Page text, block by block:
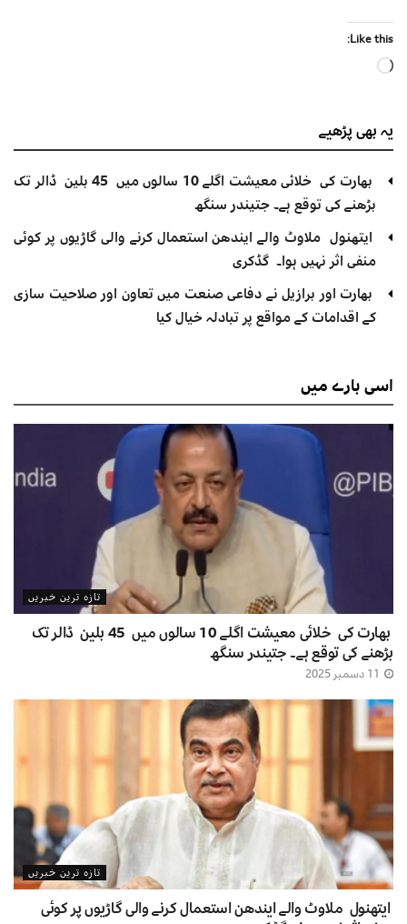
Like this:
Loading…
یہ بھیپڑھیے
بھارت کی خلائی معیشت اگلے 10 سالوں میں 45 بلین ڈالر تک
بڑھنے کی توقع ہے۔ جتیندر سنگھ
ایتھنول ملاوٹ والے ایندھن استعمال کرنے والی گاڑیوں پر کوئی
منفی اثر نہیں ہوا۔ گڈکری
بھارت اور برازیل نے دفاعی صنعت میں تعاون اور صلاحیت سازی
کے اقدامات کے مواقع پر تبادلہ خیال کیا
اسیبارے میں
تازہ ترین خبریں
بھارت کی خلائی معیشت اگلے 10 سالوں میں 45 بلین ڈالر تک
بڑھنے کی توقع ہے۔ جتیندر سنگھ
تازہ ترین خبریں
ایتھنول ملاوٹ والے ایندھن استعمال کرنے والی گاڑیوں پر کوئی